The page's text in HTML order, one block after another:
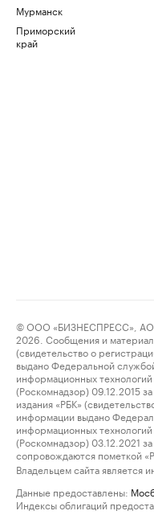
Мурманск
Приморский
край
© ООО «БИЗНЕСПРЕСС»,
2026. Сообщения и
(свидетельство о
выдано Федеральной
информационных
(Роскомнадзор) 09.12.2015
издания «РБК»
информации выдано
информационных
(Роскомнадзор) 03.12.2021
сопровождаются пометкой
Владельцем сайта является
Данные предоставлены:
Индексы облигаций